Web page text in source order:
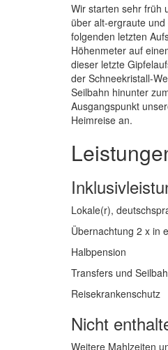
Wir starten sehr früh
über alt-ergraute
folgenden letzten
Höhenmeter auf
dieser letzte
der Schneekristall-
Seilbahn hinunter
Ausgangspunkt
Heimreise an.
Lokale(r),
Übernachtung 2 x in
Halbpension
Transfers und
Reisekrankenschutz
Nicht
Weitere Mahlzeiten